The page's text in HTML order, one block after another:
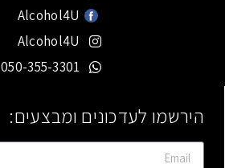
Alcohol4U
Alcohol4U
050-355-3301
הירשמו לעדכונים ומבצעים: